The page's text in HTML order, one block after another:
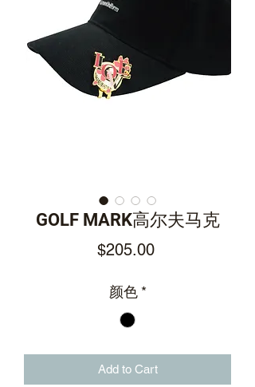
GOLF MARK高尔夫马克
$205.00Price
颜色 *
Add to Cart